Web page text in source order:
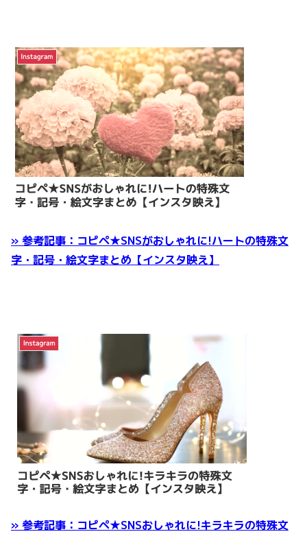
» 参考記事：コピペ★SNSがおしゃれに!ハートの特殊文
字・記号・絵文字まとめ【インスタ映え】
» 参考記事：コピペ★SNSおしゃれに!キラキラの特殊文